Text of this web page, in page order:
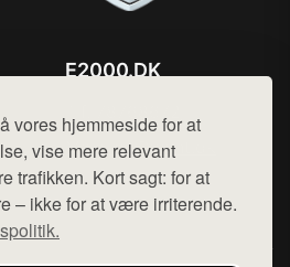
vores hjemmeside for at
vise mere relevant
trafikken. Kort sagt: for at
– ikke for at være irriterende.
E2000.DK
Mail: hej@want.dk
Cookie- og privatlivspolitik